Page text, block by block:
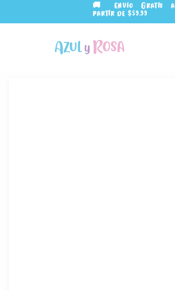
🚚 Envío Gratis a
partir de $59.99